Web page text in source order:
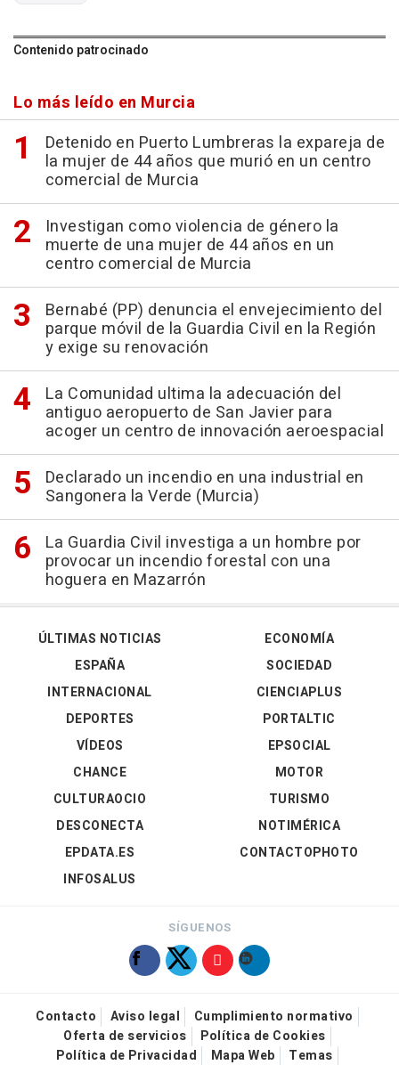
Contenido patrocinado
Lo más leído en Murcia
Detenido en Puerto Lumbreras la expareja de
la mujer de 44 años que murió en un centro
comercial de Murcia
Investigan como violencia de género la
muerte de una mujer de 44 años en un
centro comercial de Murcia
Bernabé (PP) denuncia el envejecimiento del
parque móvil de la Guardia Civil en la Región
y exige su renovación
La Comunidad ultima la adecuación del
antiguo aeropuerto de San Javier para
acoger un centro de innovación aeroespacial
Declarado un incendio en una industrial en
Sangonera la Verde (Murcia)
La Guardia Civil investiga a un hombre por
provocar un incendio forestal con una
hoguera en Mazarrón
ÚLTIMAS NOTICIAS
ESPAÑA
INTERNACIONAL
DEPORTES
VÍDEOS
ECONOMÍA
SOCIEDAD
CIENCIAPLUS
PORTALTIC
EPSOCIAL
CHANCE
CULTURAOCIO
DESCONECTA
EPDATA.ES
INFOSALUS
MOTOR
TURISMO
NOTIMÉRICA
CONTACTOPHOTO
SÍGUENOS
Contacto Aviso legal
Cumplimiento normativo
Oferta de servicios
Política de Cookies
Política de Privacidad
Mapa Web Temas